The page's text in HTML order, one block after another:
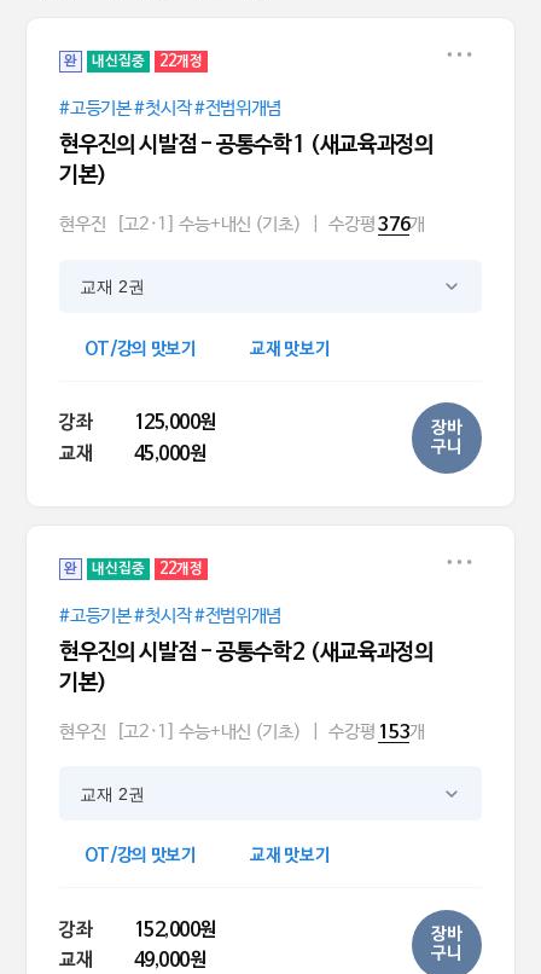
완 내신집중 22개정
#고등기본 #첫시작 #전범위개념
현우진의 시발점 - 공통수학1 (새교육과정의
기본)
현우진 [고2·1] 수능+내신 (기초) 수강평376개
교재 2권
OT/강의 맛보기 교재 맛보기
강좌
125,000원
교재
45,000원
장바
구니
완 내신집중 22개정
#고등기본 #첫시작 #전범위개념
현우진의 시발점 - 공통수학2 (새교육과정의
기본)
현우진 [고2·1] 수능+내신 (기초) 수강평 153개
교재 2권
OT/강의 맛보기 교재 맛보기
강좌
152,000원
교재
49,000원
장바
구니